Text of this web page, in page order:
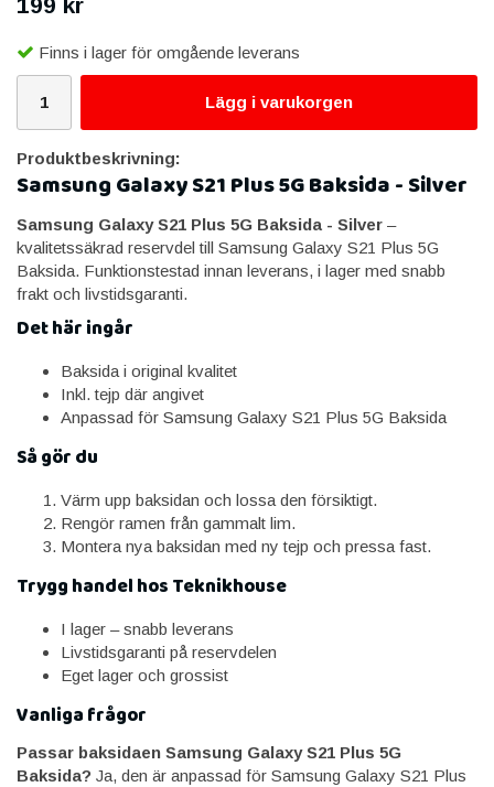
Finns i lager för omgående leverans
Lägg i varukorgen
Produktbeskrivning:
Samsung Galaxy S21 Plus 5G Baksida - Silver
Samsung Galaxy S21 Plus 5G Baksida - Silver –
kvalitetssäkrad reservdel till Samsung Galaxy S21 Plus 5G
Baksida. Funktionstestad innan leverans, i lager med snabb
frakt och livstidsgaranti.
Det här ingår
Baksida i original kvalitet
Inkl. tejp där angivet
Anpassad för Samsung Galaxy S21 Plus 5G Baksida
Så gör du
Värm upp baksidan och lossa den försiktigt.
Rengör ramen från gammalt lim.
Montera nya baksidan med ny tejp och pressa fast.
Trygg handel hos Teknikhouse
I lager – snabb leverans
Livstidsgaranti på reservdelen
Eget lager och grossist
Vanliga frågor
Passar baksidaen Samsung Galaxy S21 Plus 5G
Baksida? Ja, den är anpassad för Samsung Galaxy S21 Plus